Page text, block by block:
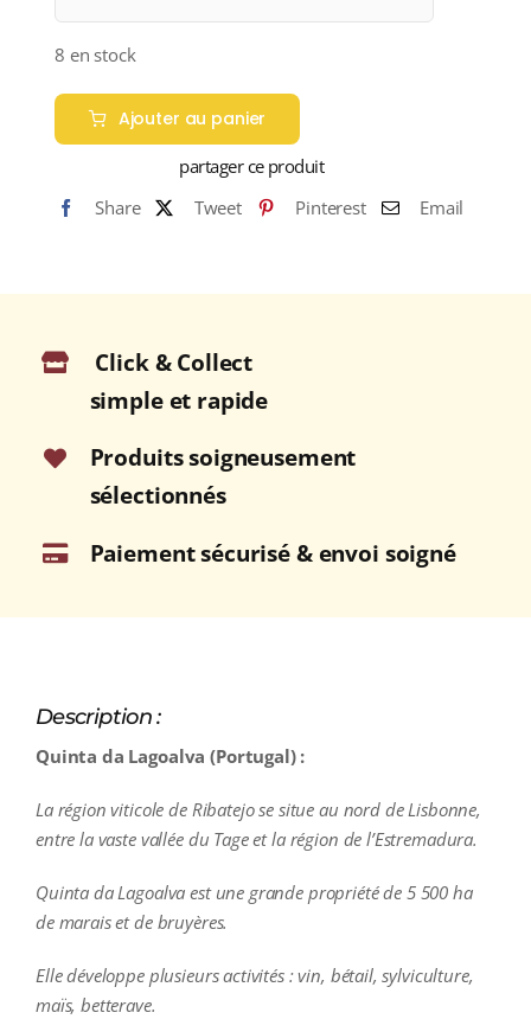
8 en stock
Ajouter au panier
partager ce produit
Share
Tweet Pinterest Email
Click & Collect
simple et rapide
Produits soigneusement
sélectionnés
Paiement sécurisé & envoi soigné
Description :
Quinta da Lagoalva (Portugal) :
La région viticole de Ribatejo se situe au nord de Lisbonne,
entre la vaste vallée du Tage et la région de l’Estremadura.
Quinta da Lagoalva est une grande propriété de 5 500 ha
de marais et de bruyères.
Elle développe plusieurs activités : vin, bétail, sylviculture,
maïs, betterave.